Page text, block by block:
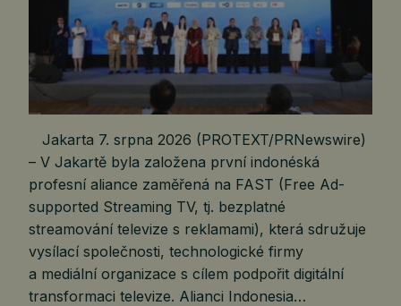
Jakarta 7. srpna 2026 (PROTEXT/PRNewswire)
– V Jakartě byla založena první indonéská
profesní aliance zaměřená na FAST (Free Ad-
supported Streaming TV, tj. bezplatné
streamování televize s reklamami), která sdružuje
vysílací společnosti, technologické firmy
a mediální organizace s cílem podpořit digitální
transformaci televize. Alianci Indonesia…